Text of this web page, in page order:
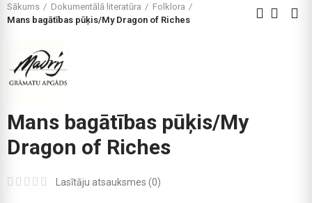
Sākums Dokumentālā literatūra
Folklora
Mans bagātības pūķis/My Dragon of Riches
Mans bagātības pūķis/My
Dragon of Riches
Lasītāju atsauksmes (0)